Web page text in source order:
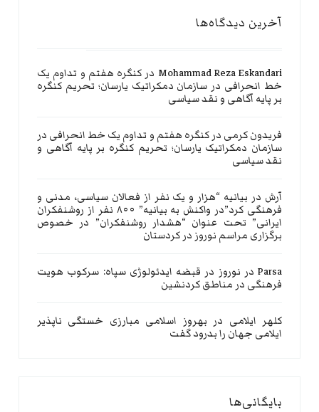
آخرین دیدگاه‌ها
Mohammad Reza Eskandari در کنگره هفتم و تداوم یک
خط انحرافی در سازمان دمکراتیک یارسان؛ تحریم کنگره
بر پایه آگاهی و نقد سیاسی
فریدون کرمی درکنگره هفتم و تداوم یک خط انحرافی در
سازمان دمکراتیک یارسان؛ تحریم کنگره بر پایه آگاهی و
نقد سیاسی
آرش در بیانیه “هزار و یک نفر از فعالان سیاسی، مدنی و
فرهنگی کرد”در واکنش به بیانیه” ۸۰۰ نفر از روشنفکران
ایرانی” تحت عنوان “هشدار روشنفکران” در خصوص
برگزاری مراسم نوروز در کردستان
Parsa در نوروز در قبضه ایدئولوژی سپاه: سرکوب هویت
فرهنگی در مناطق کردنشین
کلهر ایلامی در بهروز اسلامی مبارزی خستگی ناپذیر
ایلامی جهان را بدرود گفت
بایگانی‌ها